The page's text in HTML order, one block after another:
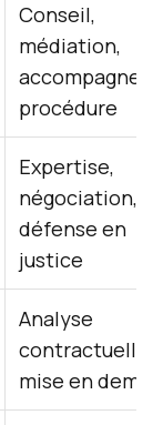
Conseil,
médiation,
procédure
Expertise,
négociation,
défense en
justice
Analyse
contractuelle,
mise en